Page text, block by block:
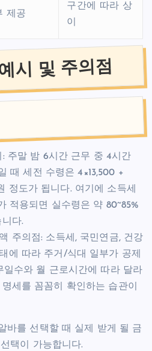
제공
구간에 따라 상
이
시 및 주의점
주말 밤 6시간 근무 중 4시간
때 세전 수령은 4×13,500 +
정도가 됩니다. 여기에 소득세
적용되면 실수령은 약 80~85%
다.
주의점: 소득세, 국민연금, 건강
에 따라 주거/식대 일부가 공제
일수와 월 근로시간에 따라 달라
세를 꼼꼼히 확인하는 습관이
바를 선택할 때 실제 받게 될 금
택이 가능합니다.